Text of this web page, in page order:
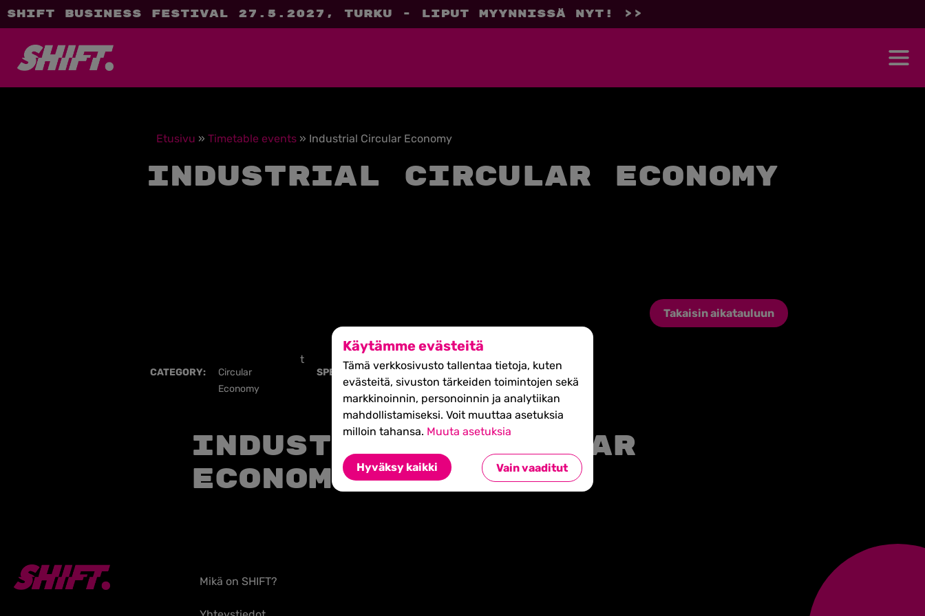
Käytämme evästeitä
Tämä verkkosivusto tallentaa tietoja, kuten
evästeitä, sivuston tärkeiden toimintojen sekä
markkinoinnin, personoinnin ja analytiikan
mahdollistamiseksi. Voit muuttaa asetuksia
milloin tahansa. Muuta asetuksia
Hyväksy kaikki Vain vaaditut
SHIFT Business Festival 27.5.2027, Turku - liput myynnissä nyt! >>
Etusivu »Timetable events » Industrial Circular Economy
Industrial Circular Economy
Takaisin aikatauluun
CATEGORY:
Circular
Economy
t
SPEAKER:
Industrial Circular
Economy
Mikä on SHIFT?